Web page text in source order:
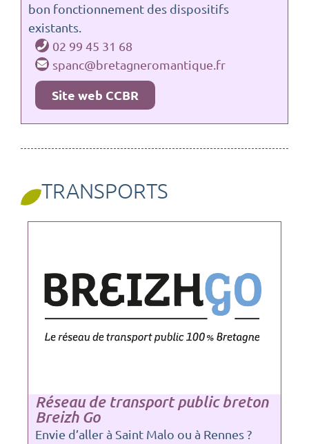
bon fonctionnement des dispositifs
existants.
02 99 45 31 68
spanc@bretagneromantique.fr
Site web CCBR
TRANSPORTS
Réseau de transport public breton
Breizh Go
Envie d’aller à Saint Malo ou à Rennes ?